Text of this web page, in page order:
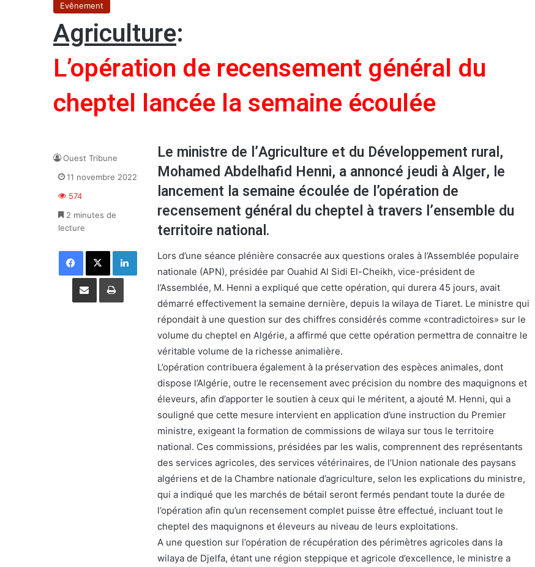
Evênement
Agriculture:
L’opération de recensement général du
cheptel lancée la semaine écoulée
Le ministre de l’Agriculture et du Développement rural,
Mohamed Abdelhafid Henni, a annoncé jeudi à Alger, le
lancement la semaine écoulée de l’opération de
recensement général du cheptel à travers l’ensemble du
territoire national.
Lors d’une séance plénière consacrée aux questions orales à l’Assemblée populaire
nationale (APN), présidée par Ouahid Al Sidi El-Cheikh, vice-président de
l’Assemblée, M. Henni a expliqué que cette opération, qui durera 45 jours, avait
démarré effectivement la semaine dernière, depuis la wilaya de Tiaret. Le ministre qui
répondait à une question sur des chiffres considérés comme «contradictoires» sur le
volume du cheptel en Algérie, a affirmé que cette opération permettra de connaitre le
véritable volume de la richesse animalière.
L’opération contribuera également à la préservation des espèces animales, dont
dispose l’Algérie, outre le recensement avec précision du nombre des maquignons et
éleveurs, afin d’apporter le soutien à ceux qui le méritent, a ajouté M. Henni, qui a
souligné que cette mesure intervient en application d’une instruction du Premier
ministre, exigeant la formation de commissions de wilaya sur tous le territoire
national. Ces commissions, présidées par les walis, comprennent des représentants
des services agricoles, des services vétérinaires, de l’Union nationale des paysans
algériens et de la Chambre nationale d’agriculture, selon les explications du ministre,
qui a indiqué que les marchés de bétail seront fermés pendant toute la durée de
l’opération afin qu’un recensement complet puisse être effectué, incluant tout le
cheptel des maquignons et éleveurs au niveau de leurs exploitations.
A une question sur l’opération de récupération des périmètres agricoles dans la
wilaya de Djelfa, étant une région steppique et agricole d’excellence, le ministre a
Ouest Tribune
11 novembre 2022
574
2 minutes de
lecture
Facebook X Linkedin
Partager par email Imprimer